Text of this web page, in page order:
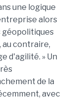
une logique
alors
géopolitiques
au contraire,
d'agilité. » Un
de la
avec